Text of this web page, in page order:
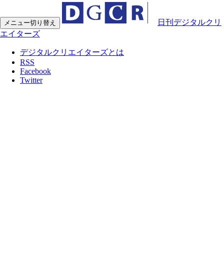
メニュー切り替え
日刊デジタルクリ
エイターズ
デジタルクリエイターズとは
RSS
Facebook
Twitter